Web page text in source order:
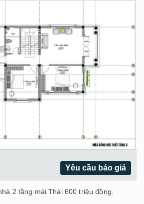
Yêu cầu báo giá
2 tầng mái Thái 600 triệu đồng.